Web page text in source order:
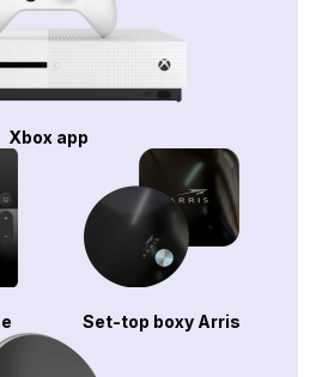
Xbox app
Set-top boxy Arris